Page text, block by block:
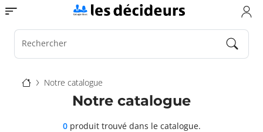
Aller
au
contenu
principal
Toggle navigation
Rechercher
Fil
d'Ariane
Notre catalogue
Notre catalogue
0produit trouvédans le catalogue.